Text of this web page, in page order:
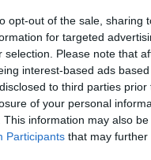
opt-out of the sale, sharing
for targeted
selection. Please note that
interest-based ads
to third parties
of your personal
This information may also
Participants that may further